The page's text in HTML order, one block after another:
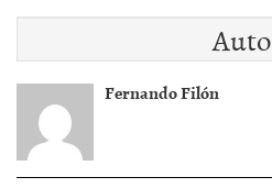
Fernando Filón